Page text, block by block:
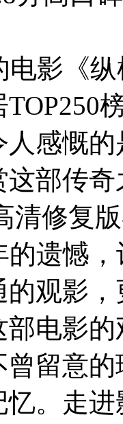
电影《
人感慨
部传
清修复
的遗憾
观影
电影
曾留意
。走